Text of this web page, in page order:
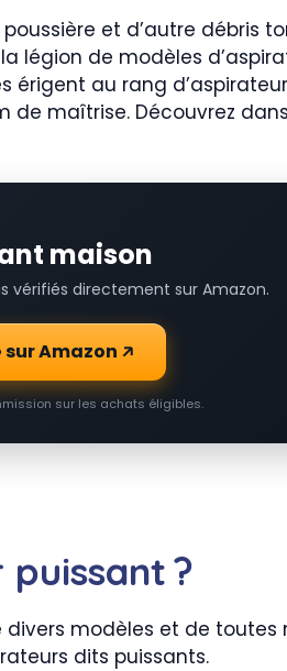
et d’autre débris
légion de modèles
au rang
de maîtrise. Découvrez
maison
vérifiés directement sur Amazon.
Amazon
sur les achats éligibles.
puissant ?
modèles et de
dits puissants.